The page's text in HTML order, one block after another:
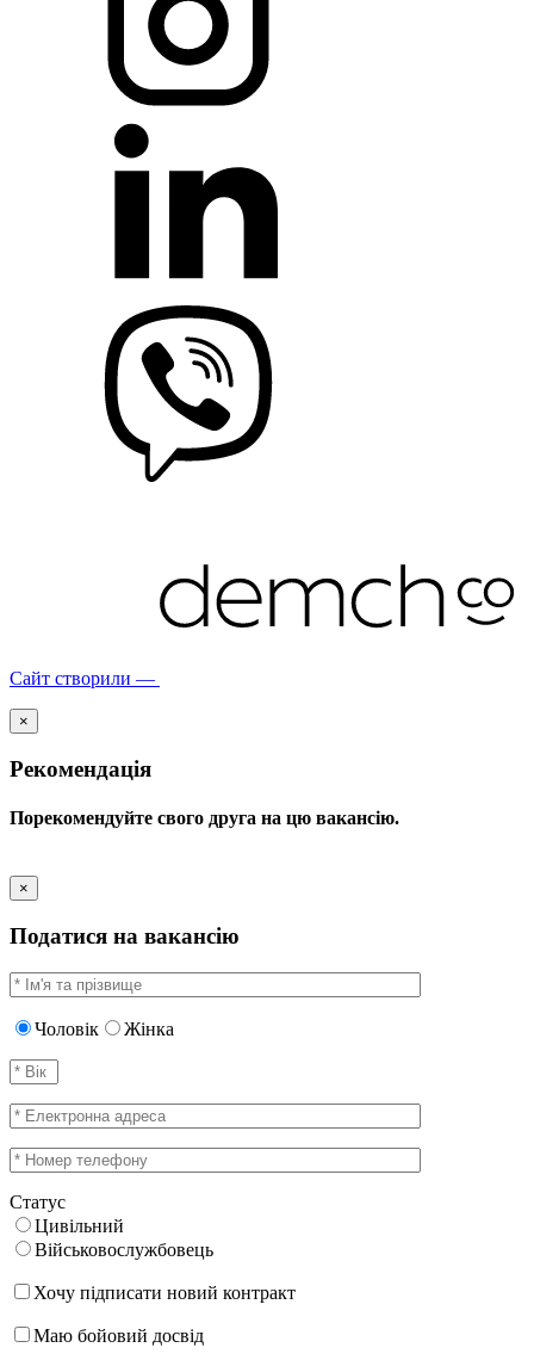
Сайт створили —
×
Рекомендація
Порекомендуйте свого друга на цю вакансію.
×
Податися на вакансію
Чоловік Жінка
Статус
Цивільний
Військовослужбовець
Хочу підписати новий контракт
Маю бойовий досвід